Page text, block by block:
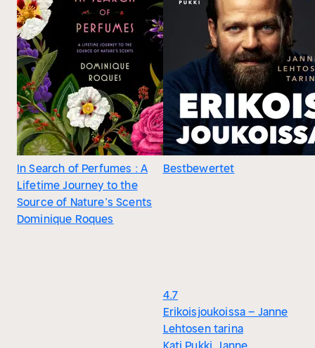
In Search of Perfumes : A
Lifetime Journey to the
Source of Nature’s Scents
Dominique Roques
Bestbewertet
4.7
Erikoisjoukoissa – Janne
Lehtosen tarina
Kati Pukki, Janne